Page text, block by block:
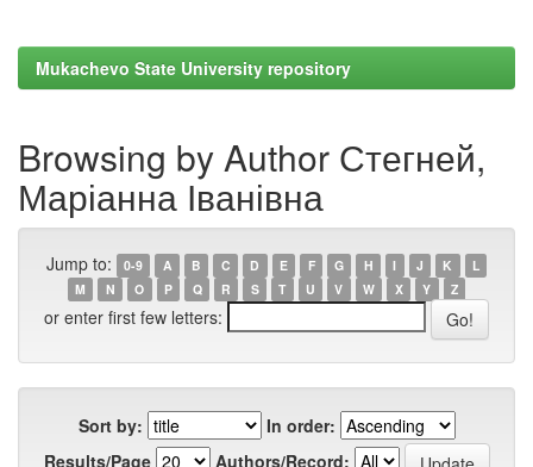
Mukachevo State University repository
Browsing by Author Стегней,
Маріанна Іванівна
Jump to: 0-9 A B C D E F G H I J K
L
M
N O P Q R S T U V W X Y Z
or enter first few letters:
Sort by:
In order:
Results/Page
Authors/Record: